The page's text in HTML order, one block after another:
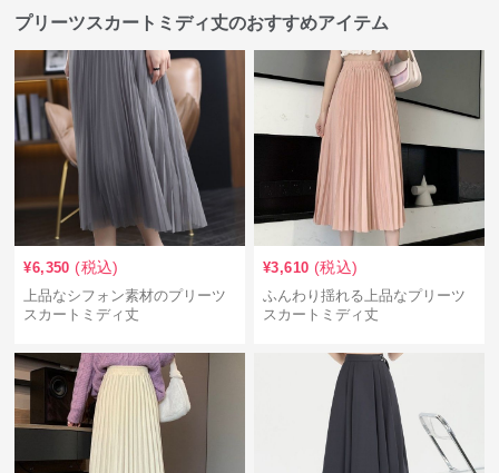
プリーツスカートミディ丈のおすすめアイテム
¥6,350 (税込)
上品なシフォン素材のプリーツ
スカートミディ丈
¥3,610 (税込)
ふんわり揺れる上品なプリーツ
スカートミディ丈